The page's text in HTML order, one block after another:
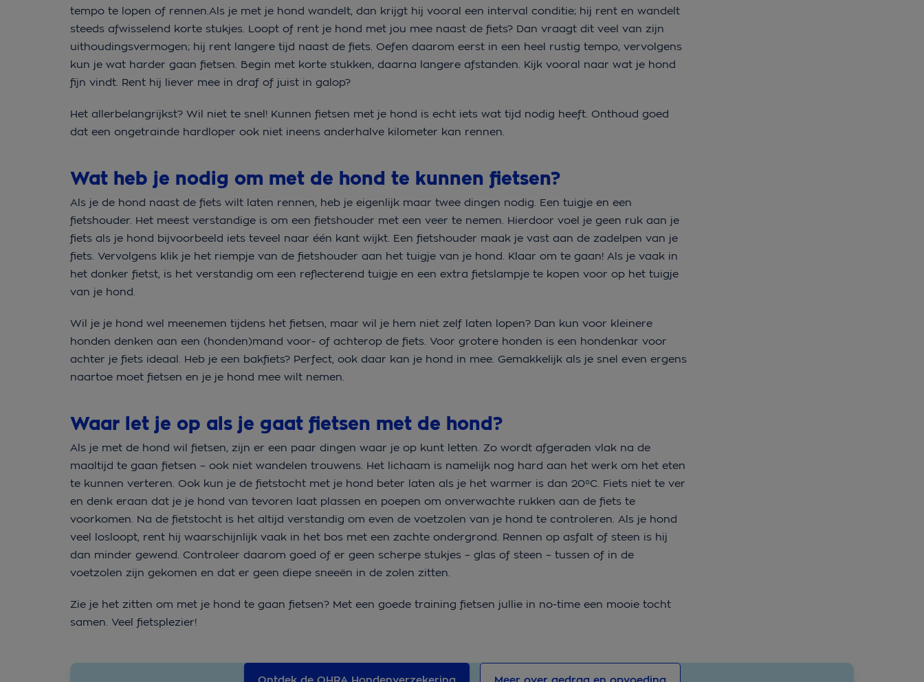
tempo te lopen of rennen.Als je met je hond wandelt, dan krijgt hij vooral een interval conditie; hij rent en wandelt
steeds afwisselend korte stukjes. Loopt of rent je hond met jou mee naast de fiets? Dan vraagt dit veel van zijn
uithoudingsvermogen; hij rent langere tijd naast de fiets. Oefen daarom eerst in een heel rustig tempo, vervolgens
kun je wat harder gaan fietsen. Begin met korte stukken, daarna langere afstanden. Kijk vooral naar wat je hond
fijn vindt. Rent hij liever mee in draf of juist in galop?
Het allerbelangrijkst? Wil niet te snel! Kunnen fietsen met je hond is echt iets wat tijd nodig heeft. Onthoud goed
dat een ongetrainde hardloper ook niet ineens anderhalve kilometer kan rennen.
Wat heb je nodig om met de hond te kunnen fietsen?
Als je de hond naast de fiets wilt laten rennen, heb je eigenlijk maar twee dingen nodig. Een tuigje en een
fietshouder. Het meest verstandige is om een fietshouder met een veer te nemen. Hierdoor voel je geen ruk aan je
fiets als je hond bijvoorbeeld iets teveel naar één kant wijkt. Een fietshouder maak je vast aan de zadelpen van je
fiets. Vervolgens klik je het riempje van de fietshouder aan het tuigje van je hond. Klaar om te gaan! Als je vaak in
het donker fietst, is het verstandig om een reflecterend tuigje en een extra fietslampje te kopen voor op het tuigje
van je hond.
Wil je je hond wel meenemen tijdens het fietsen, maar wil je hem niet zelf laten lopen? Dan kun voor kleinere
honden denken aan een (honden)mand voor- of achterop de fiets. Voor grotere honden is een hondenkar voor
achter je fiets ideaal. Heb je een bakfiets? Perfect, ook daar kan je hond in mee. Gemakkelijk als je snel even ergens
naartoe moet fietsen en je je hond mee wilt nemen.
Waar let je op als je gaat fietsen met de hond?
Als je met de hond wil fietsen, zijn er een paar dingen waar je op kunt letten. Zo wordt afgeraden vlak na de
maaltijd te gaan fietsen – ook niet wandelen trouwens. Het lichaam is namelijk nog hard aan het werk om het eten
te kunnen verteren. Ook kun je de fietstocht met je hond beter laten als je het warmer is dan 20°C. Fiets niet te ver
en denk eraan dat je je hond van tevoren laat plassen en poepen om onverwachte rukken aan de fiets te
voorkomen. Na de fietstocht is het altijd verstandig om even de voetzolen van je hond te controleren. Als je hond
veel losloopt, rent hij waarschijnlijk vaak in het bos met een zachte ondergrond. Rennen op asfalt of steen is hij
dan minder gewend. Controleer daarom goed of er geen scherpe stukjes – glas of steen – tussen of in de
voetzolen zijn gekomen en dat er geen diepe sneeën in de zolen zitten.
Zie je het zitten om met je hond te gaan fietsen? Met een goede training fietsen jullie in no-time een mooie tocht
samen. Veel fietsplezier!